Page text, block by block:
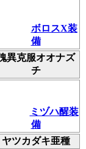
ボロスX装
備
異克服オオナズ
チ
ミヅハ醒装
備
ヤツカダキ亜種